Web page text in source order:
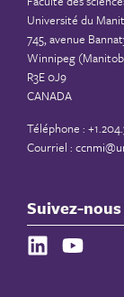
Université du
745, avenue
Winnipeg
R3E 0J9
CANADA
Téléphone :
Courriel :
Suivez-nous